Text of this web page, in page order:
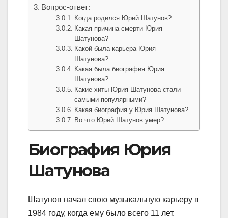
Вопрос-ответ:
Когда родился Юрий Шатунов?
Какая причина смерти Юрия
Шатунова?
Какой была карьера Юрия
Шатунова?
Какая была биография Юрия
Шатунова?
Какие хиты Юрия Шатунова стали
самыми популярными?
Какая биография у Юрия Шатунова?
Во что Юрий Шатунов умер?
Биография Юрия
Шатунова
Шатунов начал свою музыкальную карьеру в
1984 году, когда ему было всего 11 лет.